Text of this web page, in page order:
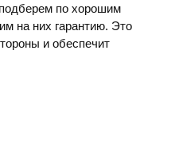
по хорошим
на них гарантию. Это
и обеспечит